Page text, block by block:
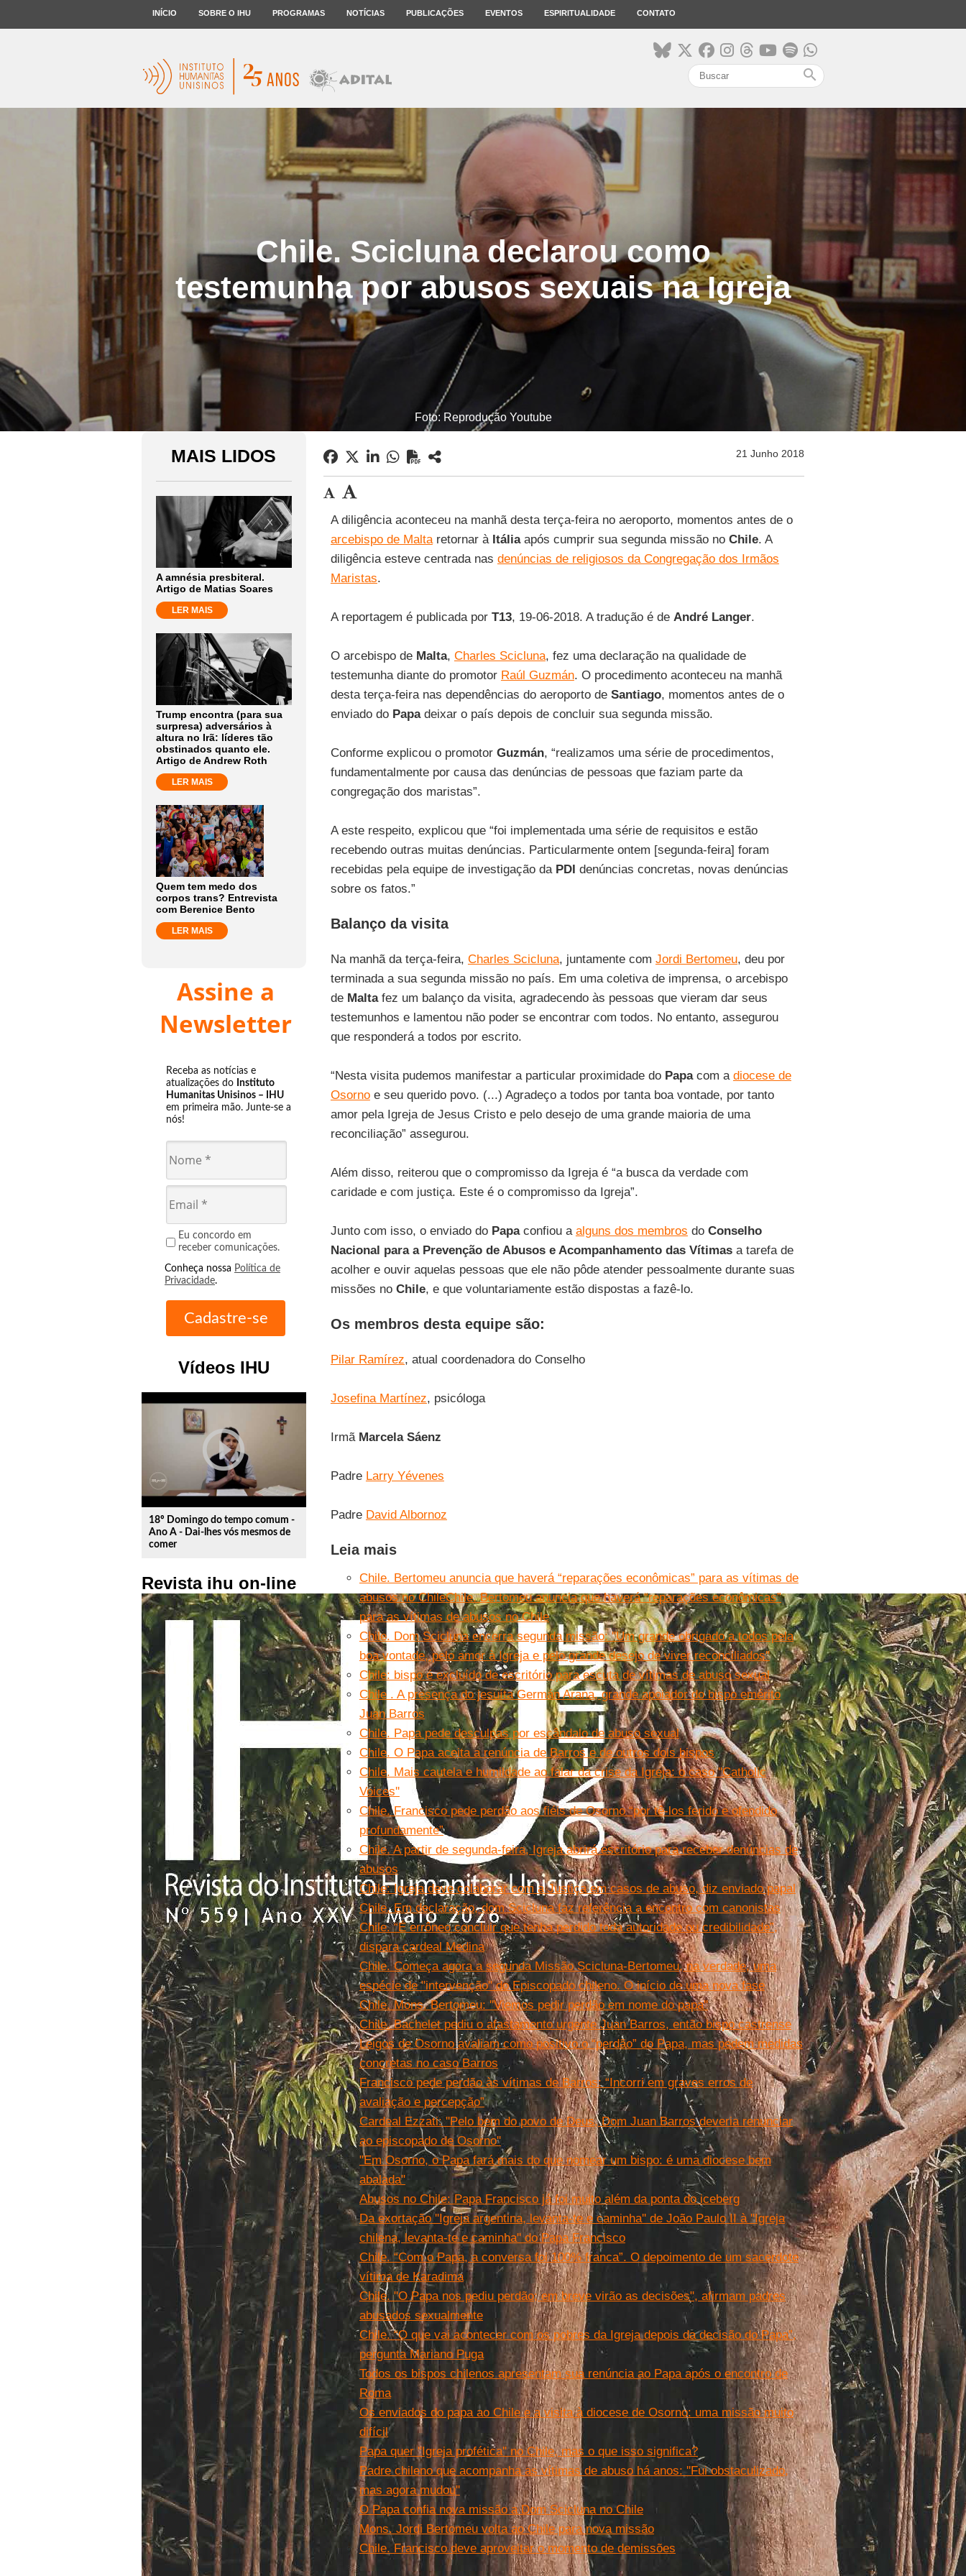
INÍCIO SOBRE O IHU PROGRAMAS NOTÍCIAS PUBLICAÇÕES EVENTOS ESPIRITUALIDADE CONTATO
search
Chile. Scicluna declarou como
testemunha por abusos sexuais na Igreja
Foto: Reprodução Youtube
MAIS LIDOS
A amnésia presbiteral.
Artigo de Matias Soares
LER MAIS
Trump encontra (para sua
surpresa) adversários à
altura no Irã: líderes tão
obstinados quanto ele.
Artigo de Andrew Roth
LER MAIS
Quem tem medo dos
corpos trans? Entrevista
com Berenice Bento
LER MAIS
Assine a
Newsletter
Receba as notícias e
atualizações do Instituto
Humanitas Unisinos – IHU
em primeira mão. Junte-se a
nós!
Eu concordo em
receber comunicações.
Conheça nossa Política de
Privacidade.
Vídeos IHU
play_circle_outline
18º Domingo do tempo comum -
Ano A - Dai-lhes vós mesmos de
comer
Revista ihu on-line
21 Junho 2018
A diligência aconteceu na manhã desta terça-feira no aeroporto, momentos antes de o
arcebispo de Maltaretornar à Itáliaapós cumprir sua segunda missão no Chile. A
diligência esteve centrada nas denúncias de religiosos da Congregação dos Irmãos
Maristas.
A reportagem é publicada por T13, 19-06-2018. A tradução é de André Langer.
O arcebispo de Malta, Charles Scicluna, fez uma declaração na qualidade de
testemunha diante do promotor Raúl Guzmán. O procedimento aconteceu na manhã
desta terça-feira nas dependências do aeroporto de Santiago, momentos antes de o
enviado do Papadeixar o país depois de concluir sua segunda missão.
Conforme explicou o promotor Guzmán, “realizamos uma série de procedimentos,
fundamentalmente por causa das denúncias de pessoas que faziam parte da
congregação dos maristas”.
A este respeito, explicou que “foi implementada uma série de requisitos e estão
recebendo outras muitas denúncias. Particularmente ontem [segunda-feira] foram
recebidas pela equipe de investigação da PDI denúncias concretas, novas denúncias
sobre os fatos.”
Balanço da visita
Na manhã da terça-feira, Charles Scicluna, juntamente com Jordi Bertomeu, deu por
terminada a sua segunda missão no país. Em uma coletiva de imprensa, o arcebispo
de Maltafez um balanço da visita, agradecendo às pessoas que vieram dar seus
testemunhos e lamentou não poder se encontrar com todos. No entanto, assegurou
que responderá a todos por escrito.
“Nesta visita pudemos manifestar a particular proximidade do Papacom a diocese de
Osornoe seu querido povo. (...) Agradeço a todos por tanta boa vontade, por tanto
amor pela Igreja de Jesus Cristo e pelo desejo de uma grande maioria de uma
reconciliação” assegurou.
Além disso, reiterou que o compromisso da Igreja é “a busca da verdade com
caridade e com justiça. Este é o compromisso da Igreja”.
Junto com isso, o enviado do Papaconfiou a alguns dos membros do Conselho
Nacional para a Prevenção de Abusos e Acompanhamento das Vítimasa tarefa de
acolher e ouvir aquelas pessoas que ele não pôde atender pessoalmente durante suas
missões no Chile, e que voluntariamente estão dispostas a fazê-lo.
Os membros desta equipe são:
Pilar Ramírez, atual coordenadora do Conselho
Josefina Martínez, psicóloga
Irmã Marcela Sáenz
Padre Larry Yévenes
Padre David Albornoz
Leia mais
Chile. Bertomeu anuncia que haverá “reparações econômicas” para as vítimas de
abusos no ChileChile. Bertomeu anuncia que haverá “reparações econômicas”
para as vítimas de abusos no Chile
Chile. Dom Scicluna encerra segunda missão: ''Um grande obrigado a todos pela
boa vontade, pelo amor à Igreja e pelo grande desejo de viver reconciliados''
Chile: bispo é excluído de escritório para escuta de vítimas de abuso sexual
Chile . A presença do jesuíta Germán Arana, grande apoiador do bispo emérito
Juan Barros
Chile. Papa pede desculpas por escândalo de abuso sexual
Chile. O Papa aceita a renúncia de Barros e de outros dois bispos
Chile. Mais cautela e humildade ao falar da crise da Igreja: o caso ''Catholic
Voices''
Chile. Francisco pede perdão aos fiéis de Osorno “por tê-los ferido e ofendido
profundamente”
Chile. A partir de segunda-feira, Igreja abrirá escritório para receber denúncias de
abusos
Chile: Igreja deve colaborar com a Justiça em casos de abuso, diz enviado papal
Chile. Em declaração, dom Scicluna faz referência a encontro com canonistas
Chile. “É errôneo concluir que tenha perdido toda autoridade ou credibilidade”,
dispara cardeal Medina
Chile. Começa agora a segunda Missão Scicluna-Bertomeu, na verdade, uma
espécie de "intervenção" do Episcopado chileno. O início de uma nova fase
Chile. Mons. Bertomeu: ''Viemos pedir perdão em nome do papa''
Chile. Bachelet pediu o afastamento urgente Juan Barros, então bispo castrense
Leigos de Osorno avaliam como positivo o “perdão” do Papa, mas pedem medidas
concretas no caso Barros
Francisco pede perdão às vítimas de Barros: “Incorri em graves erros de
avaliação e percepção”
Cardeal Ezzati: ''Pelo bem do povo de Deus, Dom Juan Barros deveria renunciar
ao episcopado de Osorno''
"Em Osorno, o Papa fará mais do que nomear um bispo: é uma diocese bem
abalada"
Abusos no Chile: Papa Francisco já foi muito além da ponta do iceberg
Da exortação ''Igreja argentina, levanta-te e caminha'' de João Paulo II à ''Igreja
chilena, levanta-te e caminha'' do Papa Francisco
Chile. “Com o Papa, a conversa foi 100% franca”. O depoimento de um sacerdote
vítima de Karadima
Chile. "O Papa nos pediu perdão; em breve virão as decisões", afirmam padres
abusados sexualmente
Chile. “O que vai acontecer com os pobres da Igreja depois da decisão do Papa”,
pergunta Mariano Puga
Todos os bispos chilenos apresentam sua renúncia ao Papa após o encontro de
Roma
Os enviados do papa ao Chile e a visita à diocese de Osorno: uma missão muito
difícil
Papa quer ''Igreja profética'' no Chile, mas o que isso significa?
Padre chileno que acompanha as vítimas de abuso há anos: ''Fui obstaculizado,
mas agora mudou''
O Papa confia nova missão a Dom Scicluna no Chile
Mons. Jordi Bertomeu volta ao Chile para nova missão
Chile. Francisco deve aproveitar o momento de demissões